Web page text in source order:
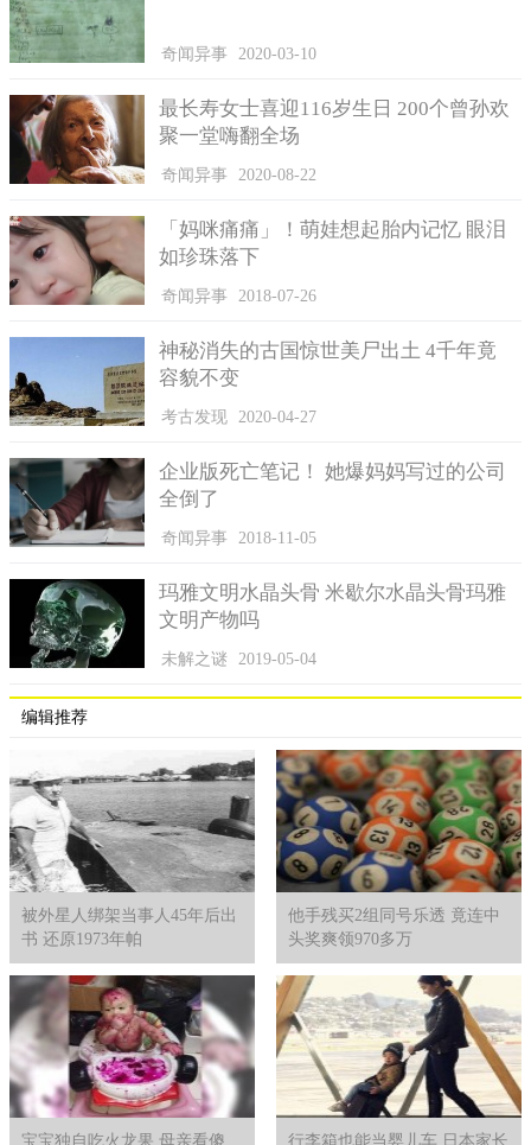
奇闻异事 2020-03-10
最长寿女士喜迎116岁生日 200个曾孙欢
聚一堂嗨翻全场
奇闻异事 2020-08-22
「妈咪痛痛」！萌娃想起胎内记忆 眼泪
如珍珠落下
奇闻异事 2018-07-26
神秘消失的古国惊世美尸出土 4千年竟
容貌不变
考古发现 2020-04-27
企业版死亡笔记！ 她爆妈妈写过的公司
全倒了
奇闻异事 2018-11-05
玛雅文明水晶头骨 米歇尔水晶头骨玛雅
文明产物吗
未解之谜 2019-05-04
编辑推荐
被外星人绑架当事人45年后出
书 还原1973年帕
他手残买2组同号乐透 竟连中
头奖爽领970多万
宝宝独自吃火龙果 母亲看傻 行李箱也能当婴儿车 日本家长